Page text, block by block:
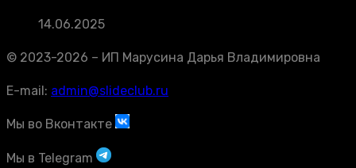
14.06.2025
© 2023-2026 – ИП Марусина Дарья Владимировна
E-mail: admin@slideclub.ru
Мы во Вконтакте
Мы в Telegram